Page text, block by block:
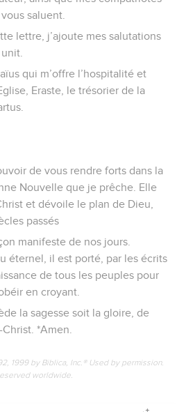
saluent.
lettre, j’ajoute mes salutations
qui m’offre l’hospitalité et
Eraste, le trésorier de la
de vous rendre forts dans la
Nouvelle que je prêche. Elle
et dévoile le plan de Dieu,
passés
manifeste de nos jours.
éternel, il est porté, par les écrits
de tous les peuples pour
en croyant.
la sagesse soit la gloire, de
*Amen.
1999 by Biblica, Inc.® Used by permission.
worldwide.